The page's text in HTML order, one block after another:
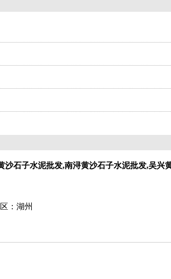
石子水泥批发,南浔黄沙石子水泥批发,吴兴
：湖州